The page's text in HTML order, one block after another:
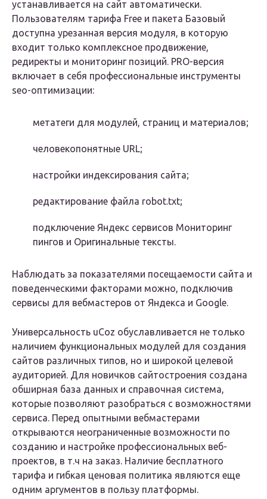
устанавливается на сайт автоматически.
Пользователям тарифа Free и пакета Базовый
доступна урезанная версия модуля, в которую
входит только комплексное продвижение,
редиректы и мониторинг позиций. PRO-версия
включает в себя профессиональные инструменты
seo-оптимизации:
метатеги для модулей, страниц и материалов;
человекопонятные URL;
настройки индексирования сайта;
редактирование файла robot.txt;
подключение Яндекс сервисов Мониторинг
пингов и Оригинальные тексты.
Наблюдать за показателями посещаемости сайта и
поведенческими факторами можно, подключив
сервисы для вебмастеров от Яндекса и Google.
Универсальность uCoz обуславливается не только
наличием функциональных модулей для создания
сайтов различных типов, но и широкой целевой
аудиторией. Для новичков сайтостроения создана
обширная база данных и справочная система,
которые позволяют разобраться с возможностями
сервиса. Перед опытными вебмастерами
открываются неограниченные возможности по
созданию и настройке профессиональных веб-
проектов, в т.ч на заказ. Наличие бесплатного
тарифа и гибкая ценовая политика являются еще
одним аргументов в пользу платформы.